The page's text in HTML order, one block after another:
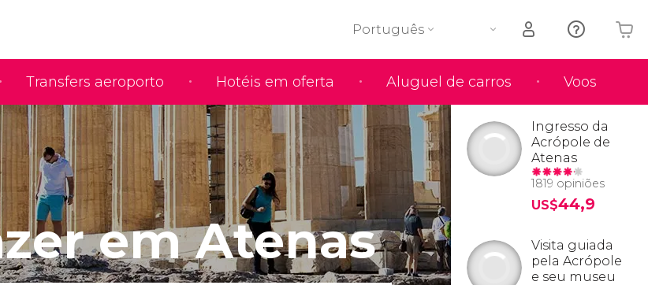
Transfers aeroporto Hotéis em oferta Aluguel de carros Voos
Português
O seu carrinho está vazio
em Atenas
Ingresso da
Acrópole de
Atenas
1819 opiniões
US$44,9
Visita guiada
pela Acrópole
e seu museu